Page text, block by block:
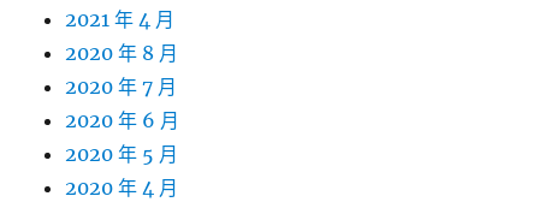
2021 年 4 月
2020 年 8 月
2020 年 7 月
2020 年 6 月
2020 年 5 月
2020 年 4 月